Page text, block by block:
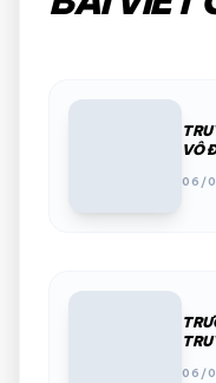
VÔ
06/
06/